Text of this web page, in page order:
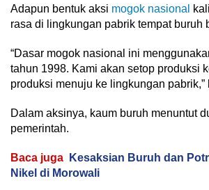
Adapun bentuk aksi mogok nasional
rasa di lingkungan pabrik tempat buruh
“Dasar mogok nasional ini
tahun 1998. Kami akan setop produksi
produksi menuju ke lingkungan pabrik,”
Dalam aksinya, kaum buruh menuntut
pemerintah.
Baca juga
Kesaksian Buruh dan
Nikel di Morowali